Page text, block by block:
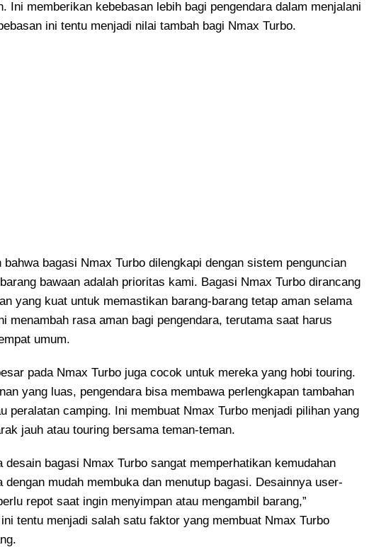
Ini memberikan kebebasan lebih bagi pengendara dalam menjalani
ini tentu menjadi nilai tambah bagi Nmax Turbo.
bahwa bagasi Nmax Turbo dilengkapi dengan sistem penguncian
bawaan adalah prioritas kami. Bagasi Nmax Turbo dirancang
yang kuat untuk memastikan barang-barang tetap aman selama
menambah rasa aman bagi pengendara, terutama saat harus
umum.
pada Nmax Turbo juga cocok untuk mereka yang hobi touring.
yang luas, pengendara bisa membawa perlengkapan tambahan
peralatan camping. Ini membuat Nmax Turbo menjadi pilihan yang
jauh atau touring bersama teman-teman.
desain bagasi Nmax Turbo sangat memperhatikan kemudahan
dengan mudah membuka dan menutup bagasi. Desainnya user-
repot saat ingin menyimpan atau mengambil barang,”
tentu menjadi salah satu faktor yang membuat Nmax Turbo